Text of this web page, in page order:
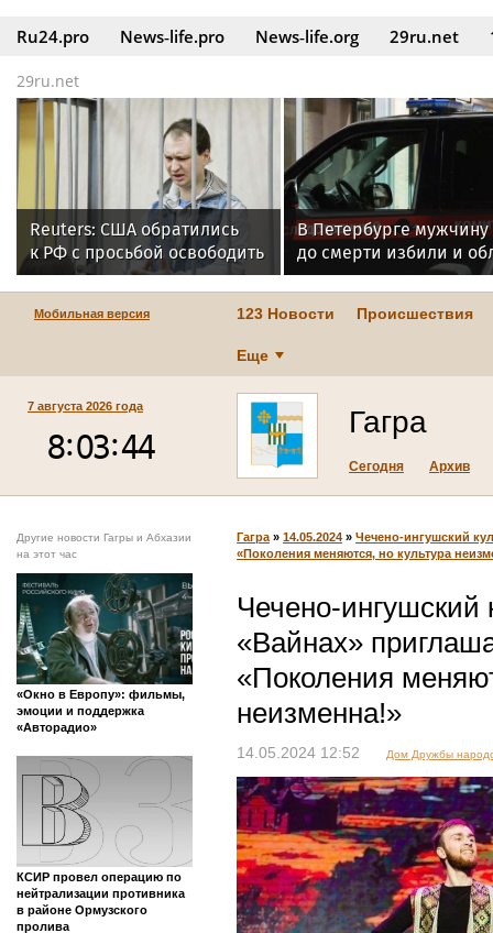
Ru24.pro News‑life.pro News‑life.org 29ru.net
29ru.net
Reuters: США обратились
к РФ с просьбой освободить
осужденного Гилмана
В Петербурге мужчину
до смерти избили и
кипятком из-за 30
рублей
Мобильная версия 123 Новости Происшествия
Еще
7 августа 2026 года Гагра
Сегодня Архив
Другие новости Гагры и Абхазии
на этот час
«Окно в Европу»: фильмы,
эмоции и поддержка
«Авторадио»
КСИР провел операцию по
нейтрализации противника
в районе Ормузского
пролива
Гагра » 14.05.2024 » Чечено-ингушский
«Поколения меняются, но культура
Чечено-ингушский
«Вайнах»
«Поколения
неизменна!»
14.05.2024 12:52 Дом Дружбы